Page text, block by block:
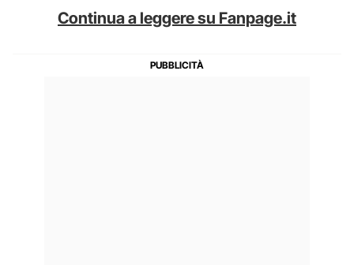
Continua a leggere su Fanpage.it